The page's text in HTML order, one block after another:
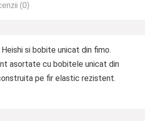
(0)
si bobite unicat din fimo.
asortate cu bobitele unicat din
pe fir elastic rezistent.